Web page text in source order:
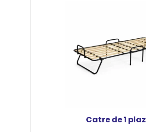
Catre de 1